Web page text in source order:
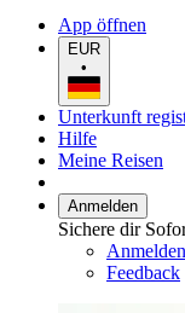
App öffnen
EUR
•
Unterkunft
Hilfe
Meine Reisen
Anmelden
Sichere dir
Anmelden
Feedback